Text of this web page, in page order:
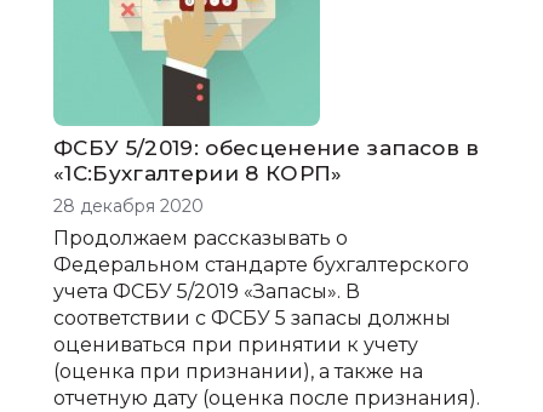
ФСБУ 5/2019: обесценение запасов в
«1С:Бухгалтерии 8 КОРП»
28 декабря 2020
Продолжаем рассказывать о
Федеральном стандарте бухгалтерского
учета ФСБУ 5/2019 «Запасы». В
соответствии с ФСБУ 5 запасы должны
оцениваться при принятии к учету
(оценка при признании), а также на
отчетную дату (оценка после признания).